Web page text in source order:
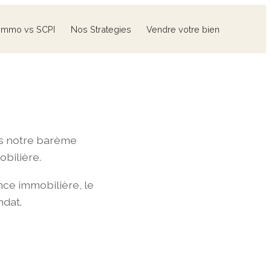
vs SCPI Nos Strategies Vendre votre bien
notre barème
immobilière, le